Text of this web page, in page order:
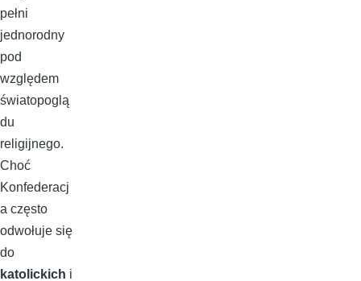
pełni
jednorodny
pod
względem
światopoglą
du
religijnego.
Choć
Konfederacj
a często
odwołuje się
do
katolickich i